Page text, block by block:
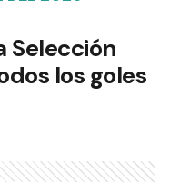
Selección
los goles